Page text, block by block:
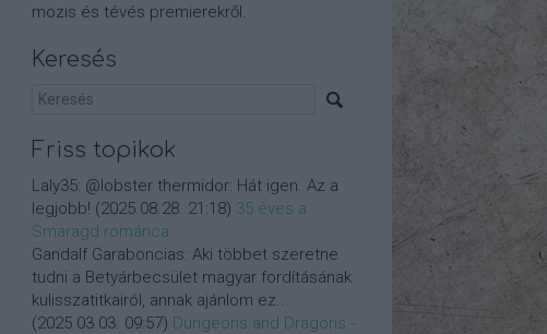
mozis és tévés premierekről.
Keresés
Friss topikok
Laly35: @lobster thermidor: Hát igen. Az a
legjobb! (2025.08.28. 21:18) 35 éves a
Smaragd románca
Gandalf Garaboncias: Aki többet szeretne
tudni a Betyárbecsület magyar fordításának
kulisszatitkairól, annak ajánlom ez...
(2025.03.03. 09:57) Dungeons and Dragons -